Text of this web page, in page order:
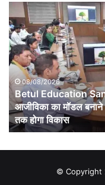
Betul
Education
Sanjeevani
Project:
बैतूल
को
शिक्षा
और
आजीविका
का
मॉडल
08/08/2026
Betul Education
आजीविका का मॉडल बनाने
तक होगा विकास
© Copyright